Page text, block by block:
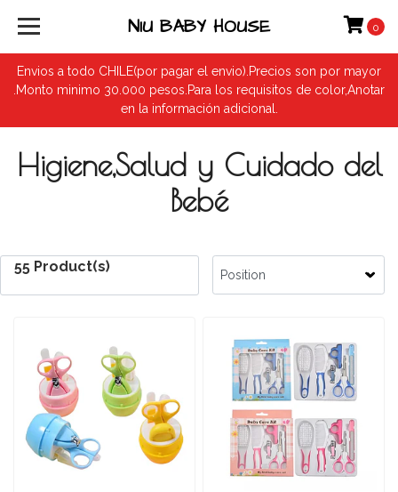
Envios a todo CHILE(por pagar el envio).Precios son por mayor
.Monto minimo 30.000 pesos.Para los requisitos de color,Anotar
en la información adicional.
NIU BABY HOUSE 0
Higiene,Salud y Cuidado del
Bebé
55 Product(s)